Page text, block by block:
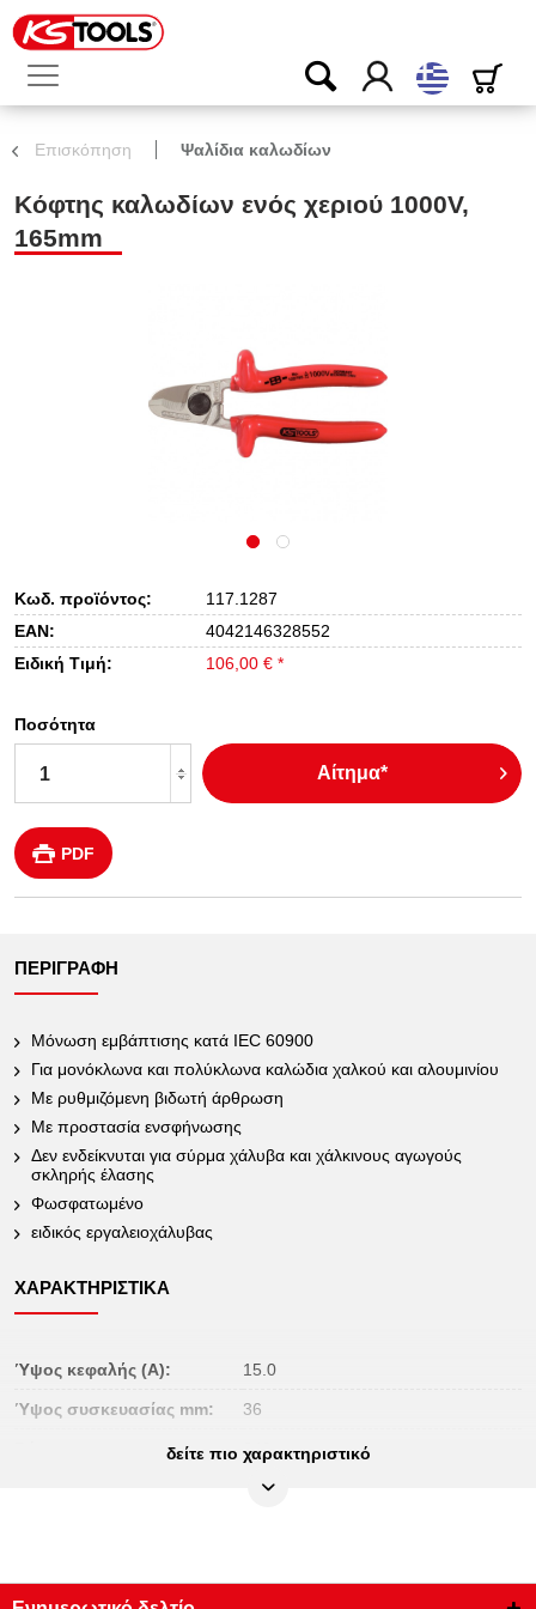
ελληνικά
Επισκόπηση Ψαλίδια καλωδίων
Κόφτης καλωδίων ενός χεριού 1000V,
165mm
Κωδ. προϊόντος:
117.1287
EAN:
4042146328552
Ειδική Τιμή:
106,00 € *
Ποσότητα
Αίτημα*
PDF
ΠΕΡΙΓΡΑΦΉ
Μόνωση εμβάπτισης κατά IEC 60900
Για μονόκλωνα και πολύκλωνα καλώδια χαλκού και αλουμινίου
Με ρυθμιζόμενη βιδωτή άρθρωση
Με προστασία ενσφήνωσης
Δεν ενδείκνυται για σύρμα χάλυβα και χάλκινους αγωγούς
σκληρής έλασης
Φωσφατωμένο
ειδικός εργαλειοχάλυβας
ΧΑΡΑΚΤΗΡΙΣΤΙΚΆ
Ύψος κεφαλής (A): 15.0
Ύψος συσκευασίας mm: 36
240
17,0
δείτε πιο χαρακτηριστικό